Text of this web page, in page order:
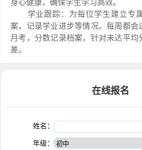
身心健康，确保学生学习高效。
学业跟踪：为每位学生建立专属
案，记录学业进步等情况。每周都会
月考，分数记录档案，针对未达平均
差。
在线报名
姓名：
年级：